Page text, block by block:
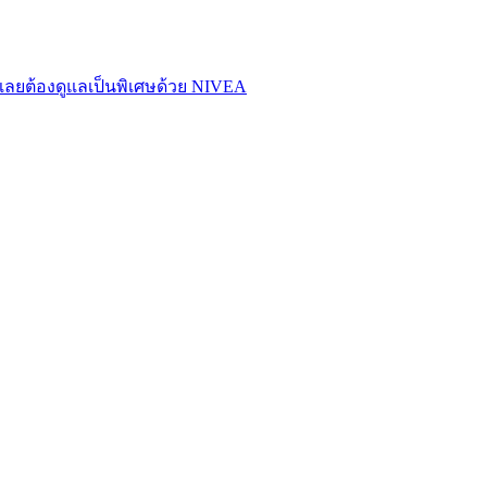
ยต้องดูแลเป็นพิเศษด้วย NIVEA